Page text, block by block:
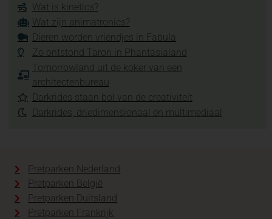
Wat is kinetics?
Wat zijn animatronics?
Dieren worden vriendjes in Fabula
Zo ontstond Taron in Phantasialand
Tomorrowland uit de koker van een
architectenbureau
Darkrides staan bol van de creativiteit
Darkrides, driedimensionaal en multimediaal
Pretparken Nederland
Pretparken België
Pretparken Duitsland
Pretparken Frankrijk